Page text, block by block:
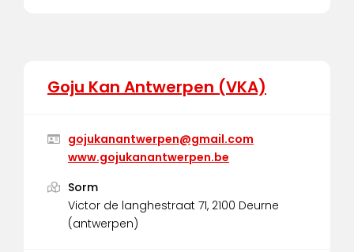
Goju Kan Antwerpen (VKA)
gojukanantwerpen@gmail.com
www.gojukanantwerpen.be
Sorm
Victor de langhestraat 71, 2100 Deurne
(antwerpen)